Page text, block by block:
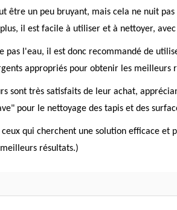
être un peu bruyant, mais cela ne nuit pas
il est facile à utiliser et à nettoyer,
pas l'eau, il est donc recommandé de
appropriés pour obtenir les meilleurs
sont très satisfaits de leur achat,
pour le nettoyage des tapis et des
qui cherchent une solution efficace
résultats.)